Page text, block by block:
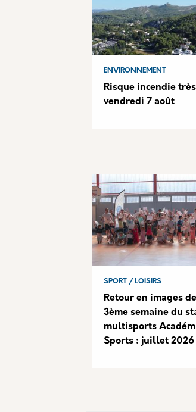
ENVIRONNEMENT
Risque incendie
vendredi 7 août
SPORT / LOISIRS
Retour en images
3ème semaine du
multisports
Sports : juillet 2026